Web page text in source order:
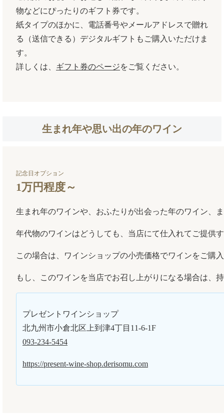
物などにぴったりのギフト券です。
紙タイプのほかに、電話番号やメールアドレスで贈れ
る（送信できる）デジタルギフトもご購入いただけま
す。
詳しくは、 ギフト券のページをご覧ください。
生まれ年や思い出の年のワイン
記念日オプション
1万円程度～
生まれ年のワインや、おふたりが出会った年のワイン、
年代物のワインはどうしても、当店にて仕入れてご提供
この場合は、ワインショップの小売価格でワインをご購
もし、このワインを当店でお召し上がりになる場合は、
プレゼントワインショップ
北九州市小倉北区上到津4丁目11-6-1F
093-234-5454
https://present-wine-shop.derisomu.com